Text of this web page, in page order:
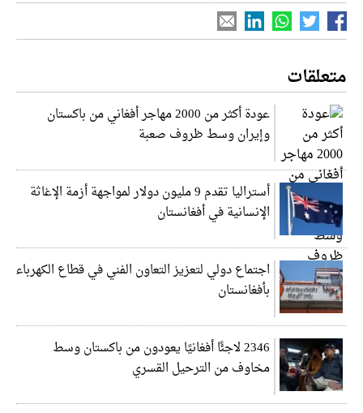
متعلقات
عودة أكثر من 2000 مهاجر أفغاني من باكستان
وإيران وسط ظروف صعبة
أستراليا تقدم 9 مليون دولار لمواجهة أزمة الإغاثة
الإنسانية في أفغانستان
اجتماع دولي لتعزيز التعاون الفني في قطاع الكهرباء
بأفغانستان
2346 لاجئًا أفغانيًا يعودون من باكستان وسط
مخاوف من الترحيل القسري